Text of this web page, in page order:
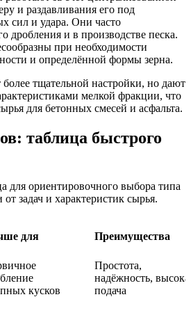
и раздавливания его под
сил и удара. Они часто
дробления и в производстве песка.
при необходимости
и определённой формы зерна.
более тщательной настройки, но дают
мелкой фракции, что
для бетонных смесей и асфальта.
таблица быстрого
для ориентировочного выбора типа
задач и характеристик сырья.
для Преимущества
кусков
Простота,
надёжность,
подача